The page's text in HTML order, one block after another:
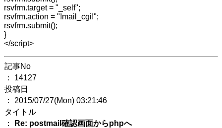
rsvfrm.target = "_self";
rsvfrm.action = "!mail_cgi!";
rsvfrm.submit();
}
</script>
記事No
： 14127
投稿日
： 2015/07/27(Mon) 03:21:46
タイトル
：
Re: postmail確認画面からphpへ